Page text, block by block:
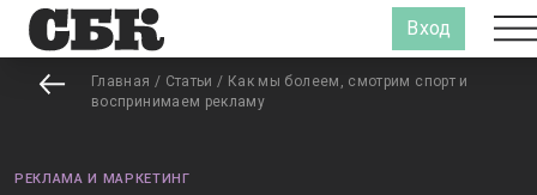
Вход
Главная / Статьи / Как мы болеем, смотрим спорт и
воспринимаем рекламу
РЕКЛАМА И МАРКЕТИНГ